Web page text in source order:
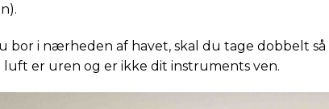
bor i nærheden af havet, skal du tage dobbelt
er uren og er ikke dit instruments ven.